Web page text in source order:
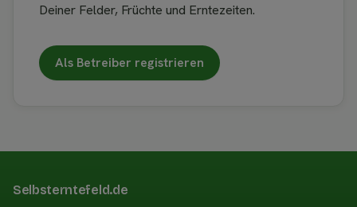
Deiner Felder, Früchte und Erntezeiten.
Als Betreiber registrieren
Selbsterntefeld.de